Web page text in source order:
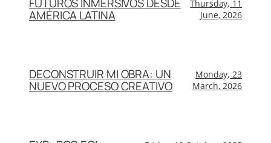
AMÉRICA LATINA
Thursday, 11
June, 2026
DECONSTRUIR MI OBRA: UN
NUEVO PROCESO CREATIVO
Monday, 23
March, 2026